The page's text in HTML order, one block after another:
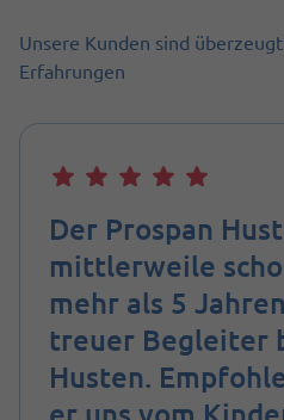
Unsere Kunden sind
Erfahrungen
Der Prospan
mittlerweile
mehr als 5
treuer Begleiter
Husten.